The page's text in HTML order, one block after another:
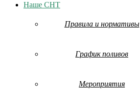
Наше СНТ
Правила и нормативы
График поливов
Мероприятия